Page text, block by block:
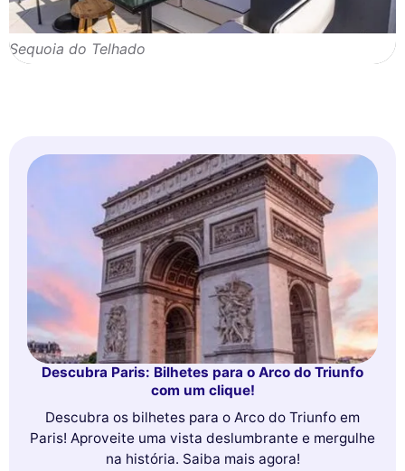
Sequoia do Telhado
Descubra Paris: Bilhetes para o Arco do Triunfo
com um clique!
Descubra os bilhetes para o Arco do Triunfo em
Paris! Aproveite uma vista deslumbrante e mergulhe
na história. Saiba mais agora!